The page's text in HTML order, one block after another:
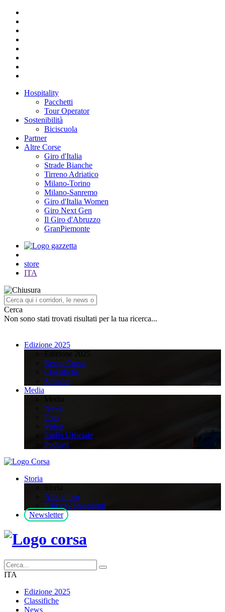
Hospitality
Pacchetti
Tour Operator
Sostenibilità
Biciscuola
Partner
Altre Corse
Giro d'Italia
Strade Bianche
Tirreno Adriatico
Milano-Torino
Milano-Sanremo
Giro d'Italia Women
Giro Next Gen
Il Giro d'Abruzzo
GranPiemonte
store
ITA
Cerca
Non sono stati trovati risultati per la tua ricerca...
Edizione 2025
Recap Corsa
Classifiche
Squadre
Media
News
Foto
Video
Radio Ufficiale
Podcast
Storia
Albo d’oro
Edizioni precedenti
Newsletter
ITA
Edizione 2025
Classifiche
News